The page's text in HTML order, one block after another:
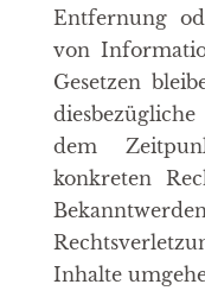
Entfernung
von
Gesetzen
dem
konkreten
Inhalte